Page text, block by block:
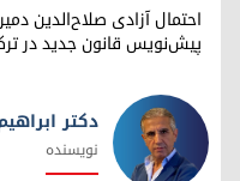
احتمال آزادی صلاح‌الدین
پیش‌نویس قانون جدید در
دکتر
نویسنده